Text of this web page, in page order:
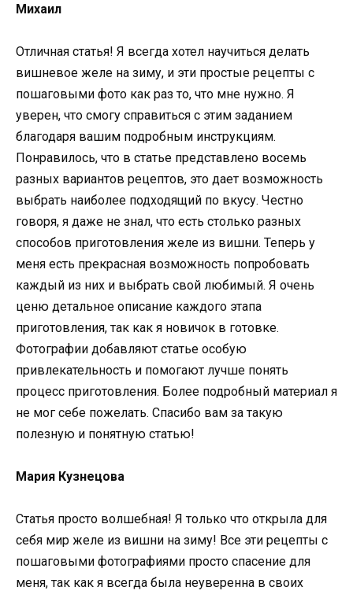
Михаил
Отличная статья! Я всегда хотел научиться делать
вишневое желе на зиму, и эти простые рецепты с
пошаговыми фото как раз то, что мне нужно. Я
уверен, что смогу справиться с этим заданием
благодаря вашим подробным инструкциям.
Понравилось, что в статье представлено восемь
разных вариантов рецептов, это дает возможность
выбрать наиболее подходящий по вкусу. Честно
говоря, я даже не знал, что есть столько разных
способов приготовления желе из вишни. Теперь у
меня есть прекрасная возможность попробовать
каждый из них и выбрать свой любимый. Я очень
ценю детальное описание каждого этапа
приготовления, так как я новичок в готовке.
Фотографии добавляют статье особую
привлекательность и помогают лучше понять
процесс приготовления. Более подробный материал я
не мог себе пожелать. Спасибо вам за такую
полезную и понятную статью!
Мария Кузнецова
Статья просто волшебная! Я только что открыла для
себя мир желе из вишни на зиму! Все эти рецепты с
пошаговыми фотографиями просто спасение для
меня, так как я всегда была неуверенна в своих